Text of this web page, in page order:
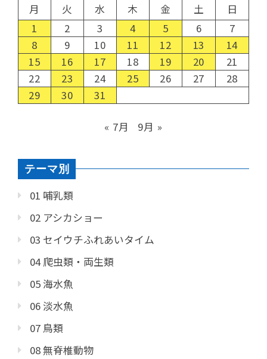
月
火 水 木 金 土
日
1
2 3 4 5 6
7
8
9 10 11 12 13
14
15
16 17 18 19 20
21
22
23 24 25 26 27
28
29
30 31
« 7月 9月 »
テーマ別
01 哺乳類
02 アシカショー
03 セイウチふれあいタイム
04 爬虫類・両生類
05 海水魚
06 淡水魚
07 鳥類
08 無脊椎動物